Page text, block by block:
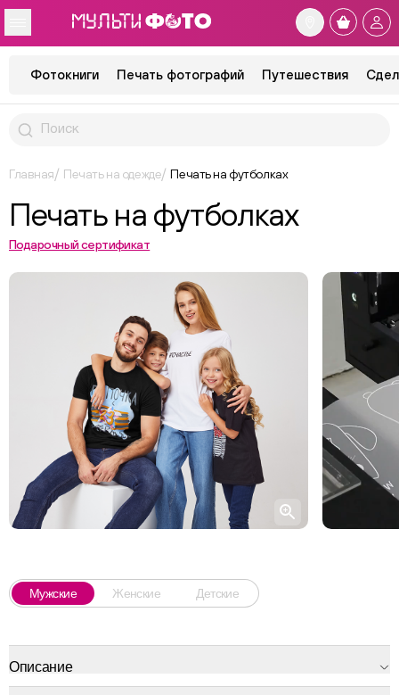
Фотокниги Печать фотографий Путешествия
Главная Печать на одежде Печать на футболках
Печать на футболках
Подарочный сертификат
Мужские Женские Детские
Описание